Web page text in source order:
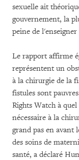
sexuelle ait
gouvernement, la
peine de
Le rapport affirme
représentent un
à la chirurgie de la
fistules sont
Rights Watch à
nécessaire à la
grand pas en
des soins de
santé, a déclaré